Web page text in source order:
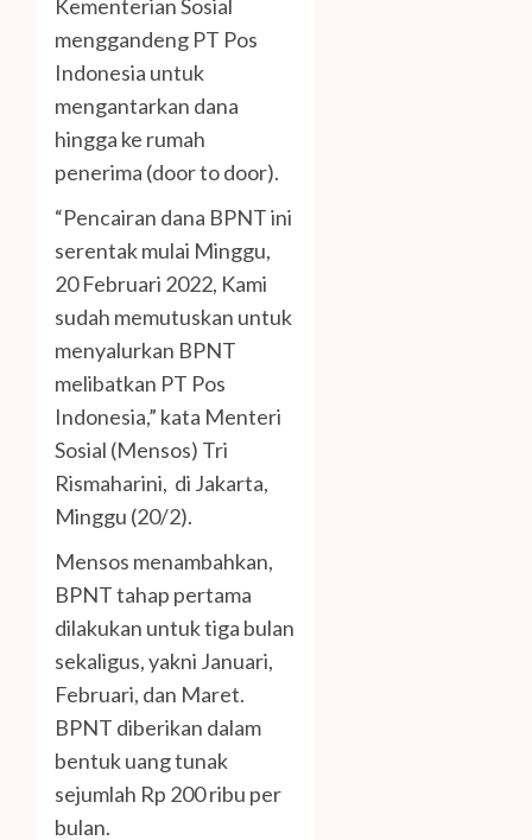
Kementerian Sosial
menggandeng PT Pos
Indonesia untuk
mengantarkan dana
hingga ke rumah
penerima (door to door).
“Pencairan dana BPNT ini
serentak mulai Minggu,
20 Februari 2022, Kami
sudah memutuskan untuk
menyalurkan BPNT
melibatkan PT Pos
Indonesia,” kata Menteri
Sosial (Mensos) Tri
Rismaharini, di Jakarta,
Minggu (20/2).
Mensos menambahkan,
BPNT tahap pertama
dilakukan untuk tiga bulan
sekaligus, yakni Januari,
Februari, dan Maret.
BPNT diberikan dalam
bentuk uang tunak
sejumlah Rp 200 ribu per
bulan.